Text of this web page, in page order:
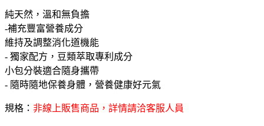
純天然，溫和無負擔
-補充豐富營養成分
維持及調整消化道機能
- 獨家配方，豆類萃取專利成分
小包分裝適合隨身攜帶
- 隨時隨地保養身體，營養健康好元氣
規格： 非線上販售商品，詳情請洽客服人員